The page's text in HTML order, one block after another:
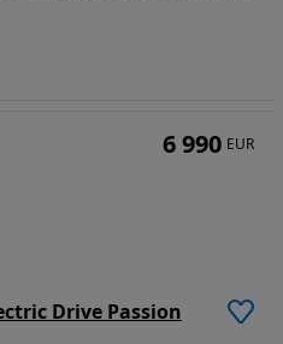
Drive Passion
6 990 EUR